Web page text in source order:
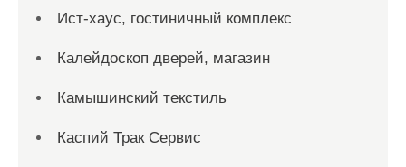
Ист-хаус, гостиничный комплекс
Калейдоскоп дверей, магазин
Камышинский текстиль
Каспий Трак Сервис